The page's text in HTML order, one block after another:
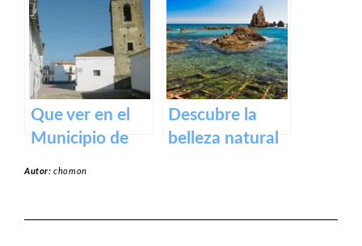
Badajoz
Jerte – Turismo
y actividades al
aire libre
Que ver en el
Municipio de
Descubre la
belleza natural
Autor:chomon